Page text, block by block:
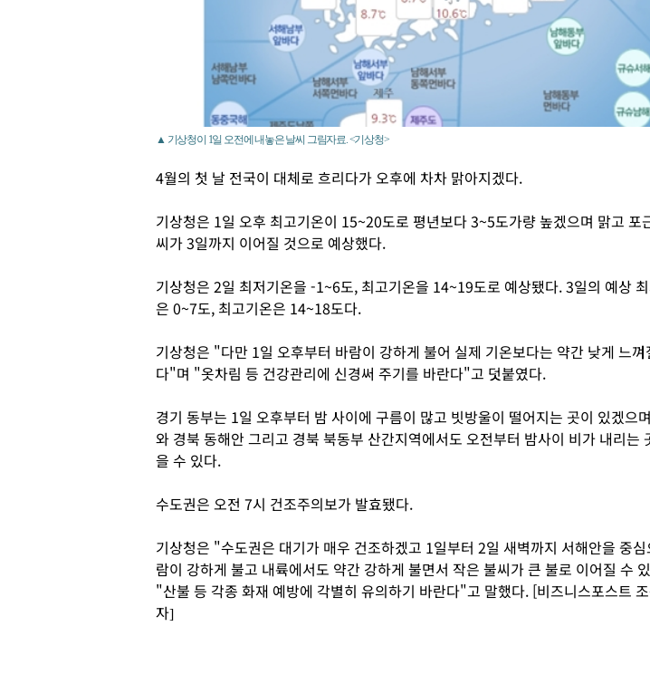
▲ 기상청이 1일 오전에 내놓은 날씨 그림자료. <기상청>
4월의 첫 날 전국이 대체로 흐리다가 오후에 차차 맑아지겠다.
기상청은 1일 오후 최고기온이 15~20도로 평년보다 3~5도가량 높겠으며 맑고 포
씨가 3일까지 이어질 것으로 예상했다.
기상청은 2일 최저기온을 -1~6도, 최고기온을 14~19도로 예상됐다. 3일의 예상
은 0~7도, 최고기온은 14~18도다.
기상청은 "다만 1일 오후부터 바람이 강하게 불어 실제 기온보다는 약간 낮게 느껴
다"며 "옷차림 등 건강관리에 신경써 주기를 바란다"고 덧붙였다.
경기 동부는 1일 오후부터 밤 사이에 구름이 많고 빗방울이 떨어지는 곳이 있겠으
와 경북 동해안 그리고 경북 북동부 산간지역에서도 오전부터 밤사이 비가 내리는
을 수 있다.
수도권은 오전 7시 건조주의보가 발효됐다.
기상청은 "수도권은 대기가 매우 건조하겠고 1일부터 2일 새벽까지 서해안을 중
람이 강하게 불고 내륙에서도 약간 강하게 불면서 작은 불씨가 큰 불로 이어질 수
"산불 등 각종 화재 예방에 각별히 유의하기 바란다"고 말했다. [비즈니스포스트
자]